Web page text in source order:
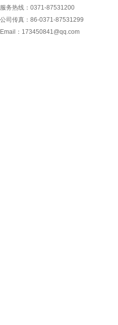
服务热线：0371-87531200
公司传真：86-0371-87531299
Email： 173450841@qq.com